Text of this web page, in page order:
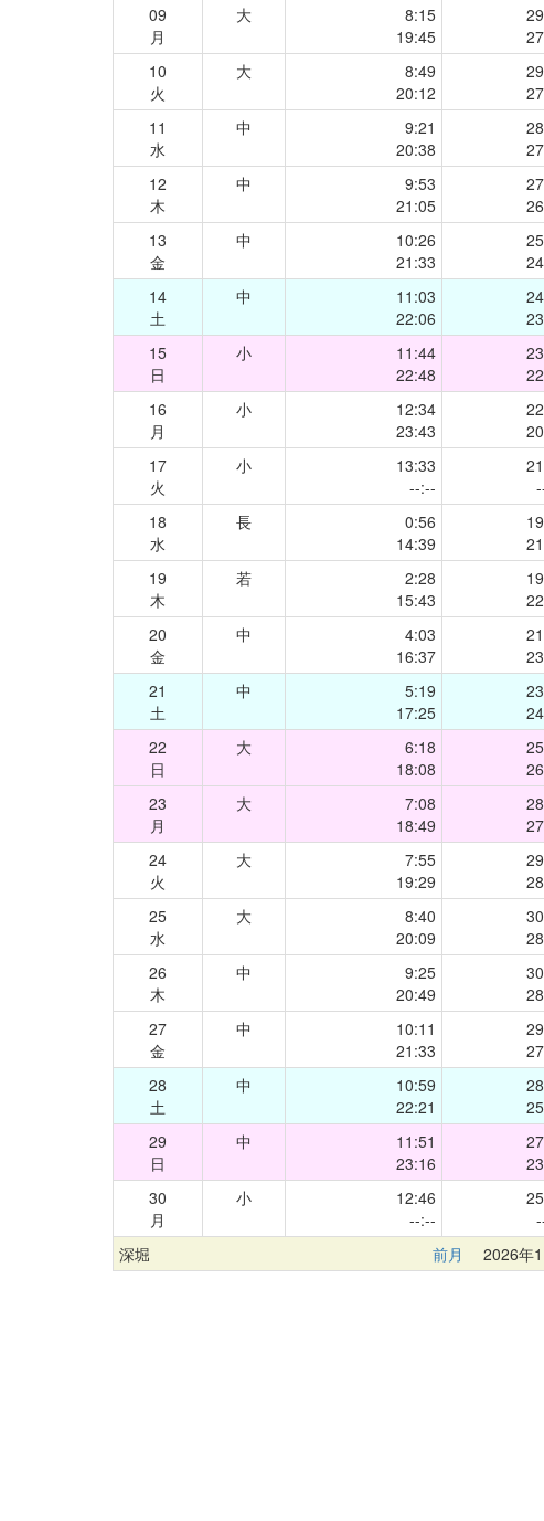
09
月
大
8:15
19:45
10
火
大
8:49
20:12
11
水
中
9:21
20:38
12
木
中
9:53
21:05
13
金
中
10:26
21:33
14
土
中
11:03
22:06
15
日
小
11:44
22:48
16
月
小
12:34
23:43
17
火
小
13:33
--:--
18
水
長
0:56
14:39
19
木
若
2:28
15:43
20
金
中
4:03
16:37
21
土
中
5:19
17:25
22
日
大
6:18
18:08
23
月
大
7:08
18:49
24
火
大
7:55
19:29
25
水
大
8:40
20:09
26
木
中
9:25
20:49
27
金
中
10:11
21:33
28
土
中
10:59
22:21
29
日
中
11:51
23:16
30
月
小
12:46
--:--
深堀 前月 2026年